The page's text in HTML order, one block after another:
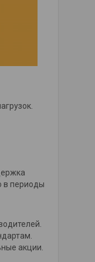
в периоды
акции.